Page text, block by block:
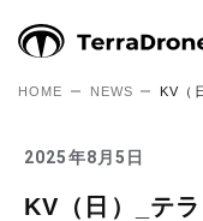
HOME NEWS KV（
2025年8月5日
KV（日）_テ